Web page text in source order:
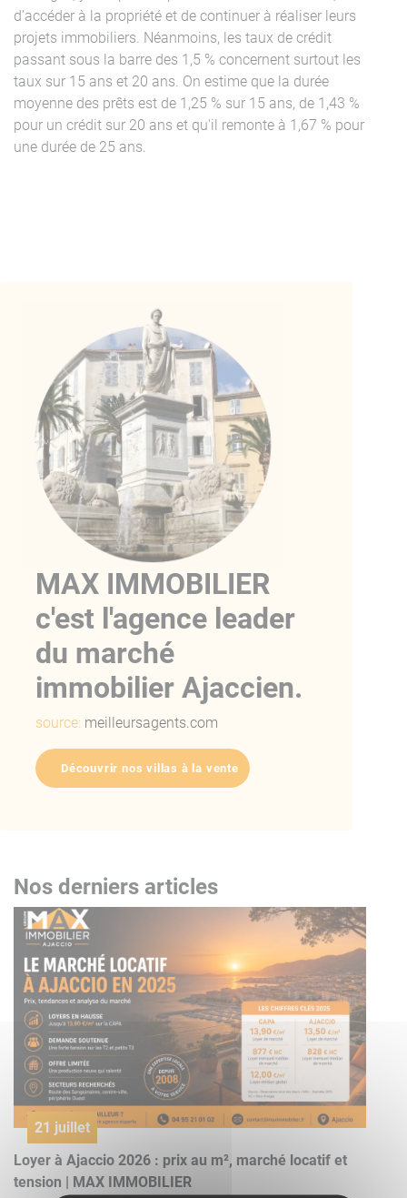
d’accéder à la propriété et de continuer à réaliser leurs
projets immobiliers. Néanmoins, les taux de crédit
passant sous la barre des 1,5 % concernent surtout les
taux sur 15 ans et 20 ans. On estime que la durée
moyenne des prêts est de 1,25 % sur 15 ans, de 1,43 %
pour un crédit sur 20 ans et qu'il remonte à 1,67 % pour
une durée de 25 ans.
MAX IMMOBILIER
c'est l'agence leader
du marché
immobilier Ajaccien.
source: meilleursagents.com
Découvrir nos villas à la vente
Nos derniers articles
21 juillet
Loyer à Ajaccio 2026 : prix au m², marché locatif et
tension | MAX IMMOBILIER